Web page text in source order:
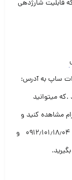
میباشد که قابلیت شارژدهی
وات ساپ به آدرس:
.که میتوانید
مشاهده کنید و
در صورت پسند با شماره های ۰۹۱۲٫۷۳٫۷۳٫۷۶۱ ، ۰۹۱۲٫۱۰۱٫۱۸٫۰۴ و
.